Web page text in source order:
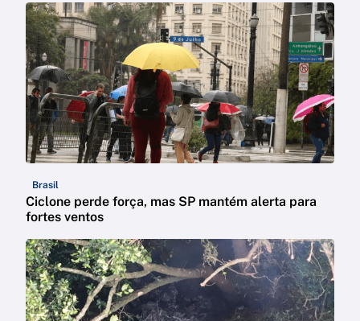
Brasil
Ciclone perde força, mas SP mantém alerta para
fortes ventos